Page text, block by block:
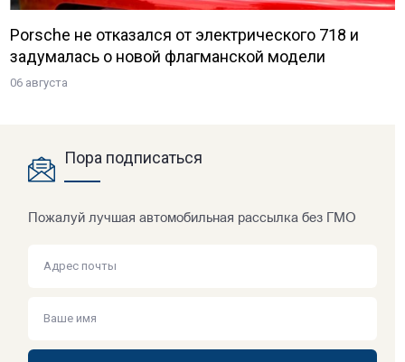
Porsche не отказался от электрического 718 и
задумалась о новой флагманской модели
06 августа
Пора подписаться
Пожалуй лучшая автомобильная рассылка без ГМО